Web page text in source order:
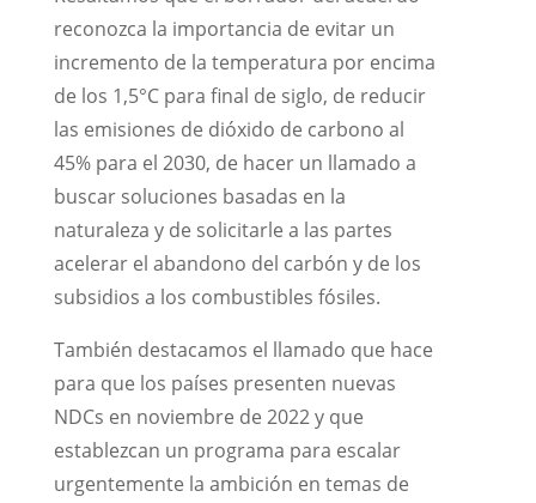
reconozca la importancia de evitar un
incremento de la temperatura por encima
de los 1,5°C para final de siglo, de reducir
las emisiones de dióxido de carbono al
45% para el 2030, de hacer un llamado a
buscar soluciones basadas en la
naturaleza y de solicitarle a las partes
acelerar el abandono del carbón y de los
subsidios a los combustibles fósiles.
También destacamos el llamado que hace
para que los países presenten nuevas
NDCs en noviembre de 2022 y que
establezcan un programa para escalar
urgentemente la ambición en temas de